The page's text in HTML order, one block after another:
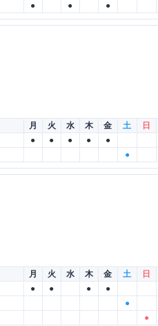
● ● ●
月 火 水 木 金 土 日
● ● ● ●
●
●
月 火 水 木 金 土 日
● ● ●
●
●
●